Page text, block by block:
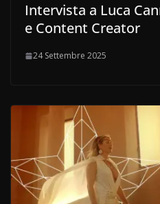
Intervista a Luca
e Content Creator
24 Settembre 2025